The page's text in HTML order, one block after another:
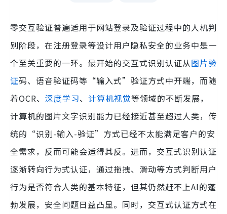
零交互验证普遍适用于网站登录及验证过程中的人机判
别阶段，在注册登录等设计用户隐私安全的业务中是一
个至关重要的一环。最开始的交互式识别认证从图片验
证码、语音验证码等“输入式”验证方式中开端，而随
着OCR、 深度学习、 计算机视觉等领域的不断发展，
计算机的图片文字识别能力已经接近甚至超过人类，传
统的“识别-输入-验证”方式已经不太能满足客户的安
全需求，反而可能会适得其反。进而，交互式识别认证
逐渐转向行为式认证，通过拖拽、滑动等方式判断用户
行为是否符合人类的基本特征，但其仍然赶不上AI的蓬
勃发展，安全问题日益凸显。同时，交互式认证方式在